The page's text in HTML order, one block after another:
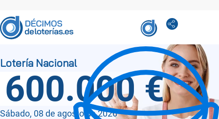
600.000 €
Sábado, 08 de agosto de 2026